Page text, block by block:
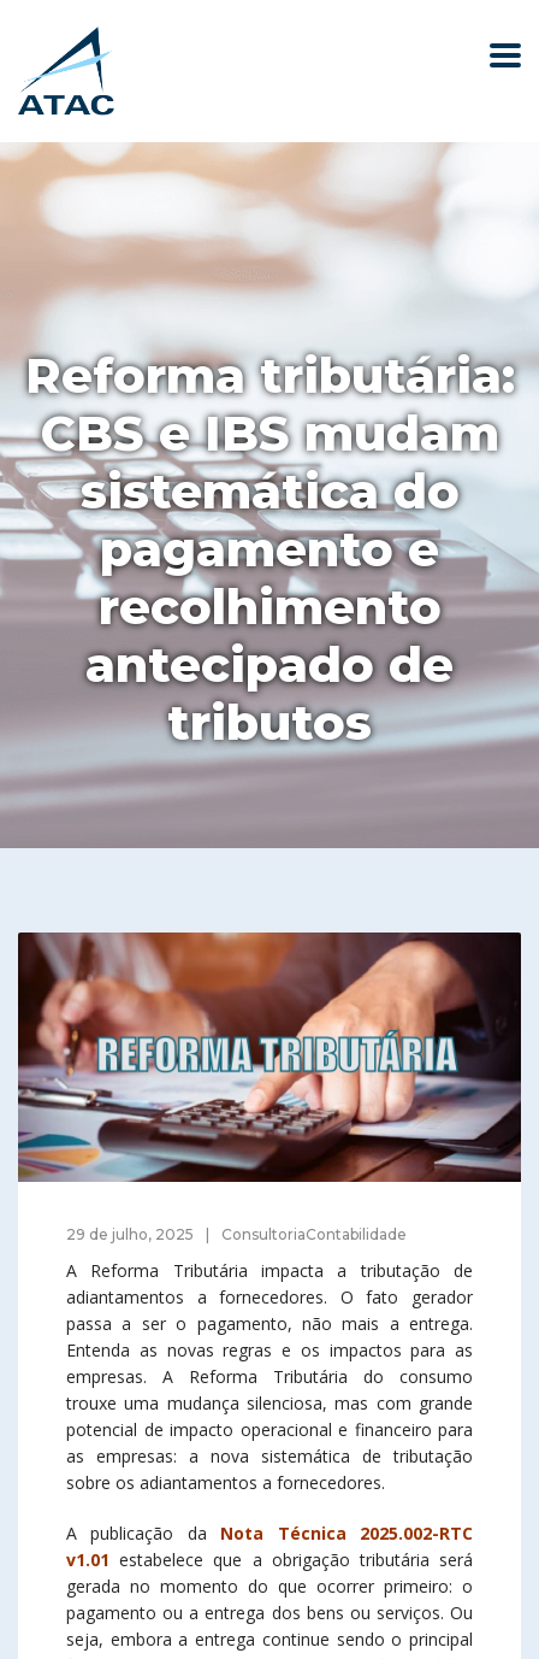
Reforma tributária:
CBS e IBS mudam
sistemática do
pagamento e
recolhimento
antecipado de
tributos
29 de julho, 2025 ConsultoriaContabilidade
A Reforma Tributária impacta a tributação de
adiantamentos a fornecedores. O fato gerador
passa a ser o pagamento, não mais a entrega.
Entenda as novas regras e os impactos para as
empresas. A Reforma Tributária do consumo
trouxe uma mudança silenciosa, mas com grande
potencial de impacto operacional e financeiro para
as empresas: a nova sistemática de tributação
sobre os adiantamentos a fornecedores.
A publicação da Nota Técnica 2025.002-RTC
v1.01 estabelece que a obrigação tributária será
gerada no momento do que ocorrer primeiro: o
pagamento ou a entrega dos bens ou serviços. Ou
seja, embora a entrega continue sendo o principal